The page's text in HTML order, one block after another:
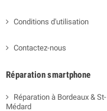
Conditions d'utilisation
Contactez-nous
Réparation smartphone
Réparation à Bordeaux & St-
Médard